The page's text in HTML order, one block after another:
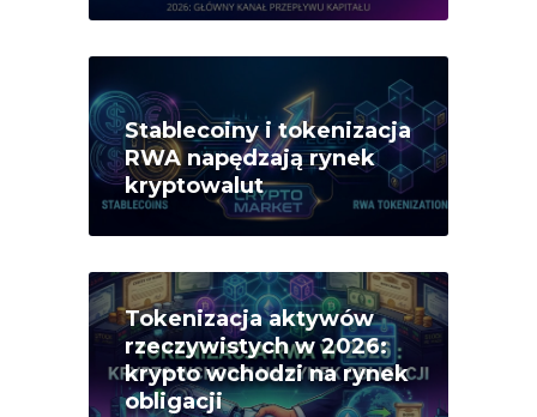
Stablecoiny i tokenizacja
RWA napędzają rynek
kryptowalut
Tokenizacja aktywów
rzeczywistych w 2026:
krypto wchodzi na rynek
obligacji